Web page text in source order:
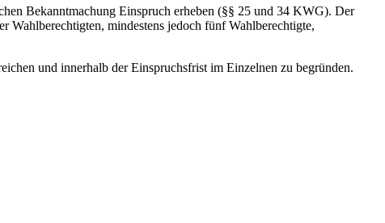
Bekanntmachung Einspruch erheben (§§ 25 und 34 KWG). Der
Wahlberechtigten, mindestens jedoch fünf Wahlberechtigte,
und innerhalb der Einspruchsfrist im Einzelnen zu begründen.